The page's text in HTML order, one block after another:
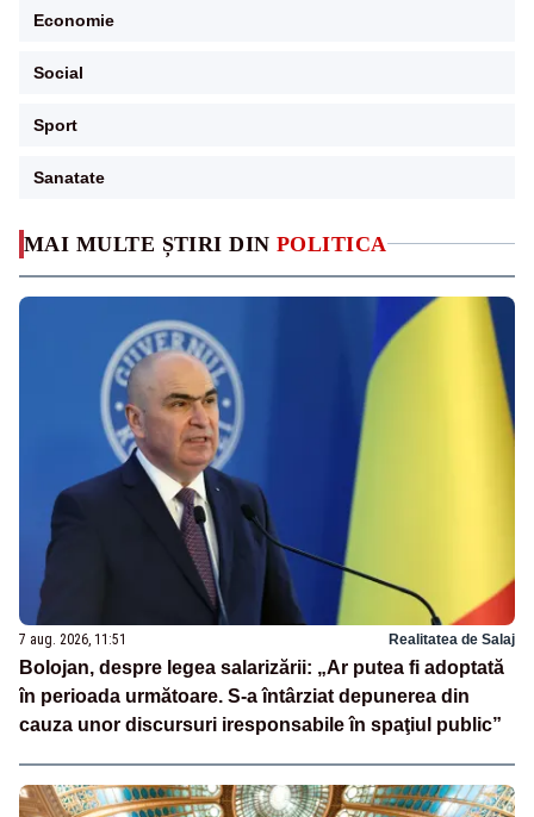
MAI MULTE ȘTIRI DIN POLITICA
7 aug. 2026, 11:51 Realitatea de Salaj
Bolojan, despre legea salarizării: „Ar putea fi adoptată
în perioada următoare. S-a întârziat depunerea din
cauza unor discursuri iresponsabile în spaţiul public”
Economie
Social
Sport
Sanatate